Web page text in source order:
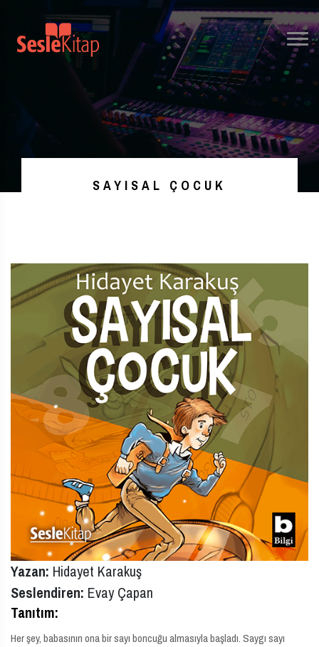
SAYISAL ÇOCUK
Yazan: Hidayet Karakuş
Seslendiren: Evay Çapan
Tanıtım:
Her şey, babasının ona bir sayı boncuğu almasıyla başladı. Saygı sayı